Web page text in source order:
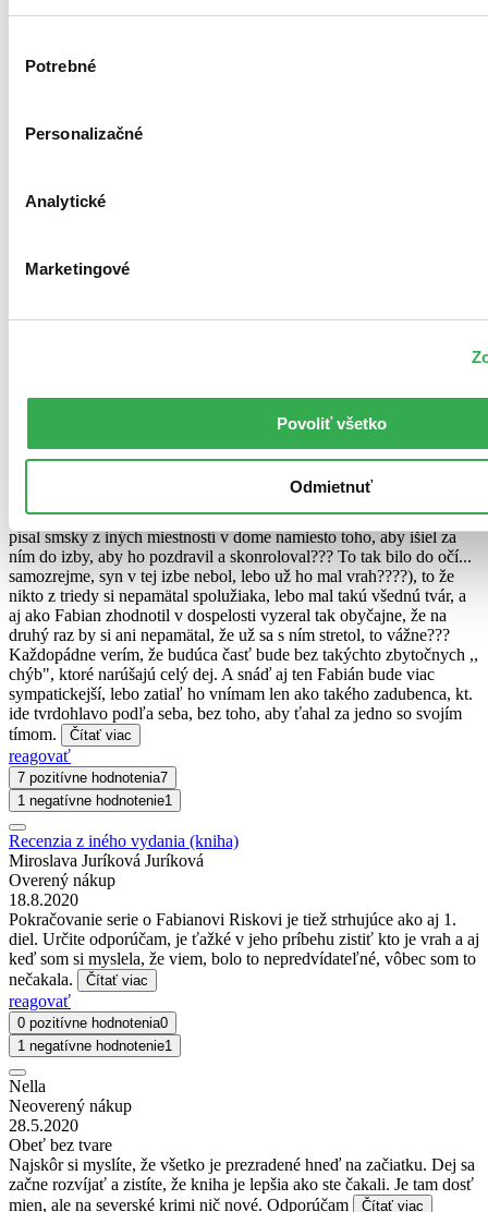
súhlasu
Potrebné
Personalizačné
Analytické
Marketingové
Povoliť všetko
Odmietnuť
1 negatívne hodnotenie1
Ivana
Super
No Nesbo má veľmi silného súpera.
reagovať
2 negatívne hodnotenia
Inna Bee
aby sme Vám nepokazili pôžitok z čítania.
Rozmýšľala som aj nad horším hodnotením,
keď by som vytkla niekoľko vecí: počet obetí bolo už cez čiaru,
množstvo až nereálnych udalostí (napr. kým Fabian ležal v
nemocnici, jeho manželka odišla a nechala ich 14r. syna niekoľko
dní doma samého, a keď sa Fabián vrátil domov, iba mu celý deň
písal smsky z iných miestností v dome namiesto toho, aby išiel za
ním do izby, aby ho pozdravil a skonroloval??? To tak bilo do očí...
samozrejme, syn v tej izbe nebol, lebo už ho mal vrah????), to že
nikto z triedy si nepamätal spolužiaka, lebo mal takú všednú tvár, a
aj ako Fabian zhodnotil v dospelosti vyzeral tak obyčajne, že na
druhý raz by si ani nepamätal, že už sa s ním stretol, to vážne???
Každopádne verím, že budúca časť bude bez takýchto zbytočnych ,,
chýb", ktoré narúšajú celý dej. A snáď aj ten Fabián bude viac
sympatickejší, lebo zatiaľ ho vnímam len ako takého zadubenca, kt.
ide tvrdohlavo podľa seba, bez toho, aby ťahal za jedno so svojím
tímom.
Čítať viac
reagovať
7 pozitívne hodnotenia7
1 negatívne hodnotenie1
Recenzia z iného vydania (kniha)
Miroslava Juríková Juríková
Overený nákup
18.8.2020
Pokračovanie serie o Fabianovi Riskovi je tiež strhujúce ako aj 1.
diel. Určite odporúčam, je ťažké v jeho príbehu zistiť kto je vrah a aj
keď som si myslela, že viem, bolo to nepredvídateľné, vôbec som to
nečakala.
Čítať viac
reagovať
0 pozitívne hodnotenia0
1 negatívne hodnotenie1
Nella
Neoverený nákup
28.5.2020
Obeť bez tvare
Najskôr si myslíte, že všetko je prezradené hneď na začiatku. Dej sa
začne rozvíjať a zistíte, že kniha je lepšia ako ste čakali. Je tam dosť
mien, ale na severské krimi nič nové. Odporúčam
Čítať viac